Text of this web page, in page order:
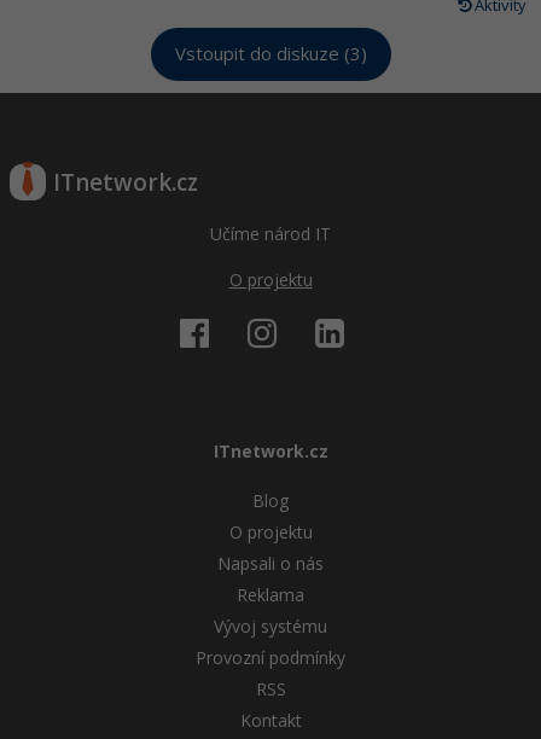
Aktivity
Vstoupit do diskuze (3)
ITnetwork.cz
Učíme národ IT
O projektu
ITnetwork.cz
Blog
O projektu
Napsali o nás
Reklama
Vývoj systému
Provozní podmínky
RSS
Kontakt